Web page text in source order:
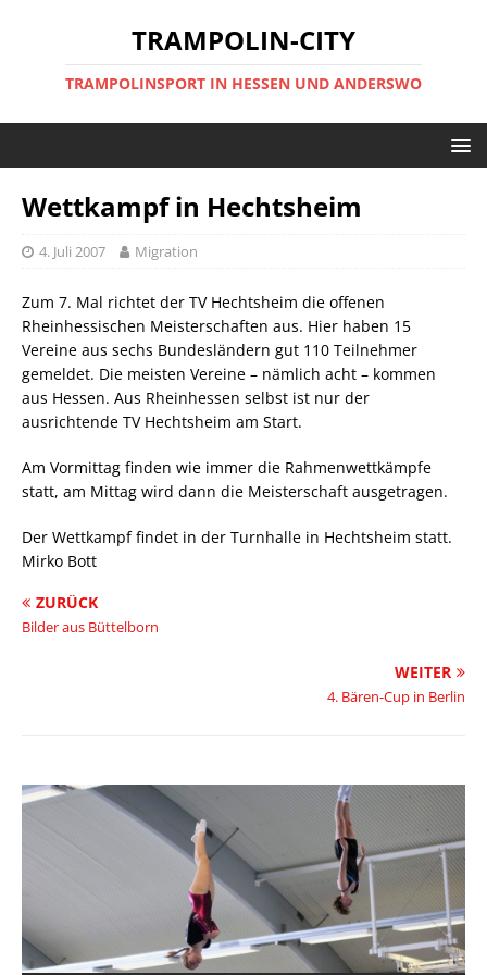
TRAMPOLIN-CITY
TRAMPOLINSPORT IN HESSEN UND ANDERSWO
Wettkampf in Hechtsheim
4. Juli 2007 Migration
Zum 7. Mal richtet der TV Hechtsheim die offenen
Rheinhessischen Meisterschaften aus. Hier haben 15
Vereine aus sechs Bundesländern gut 110 Teilnehmer
gemeldet. Die meisten Vereine – nämlich acht – kommen
aus Hessen. Aus Rheinhessen selbst ist nur der
ausrichtende TV Hechtsheim am Start.
Am Vormittag finden wie immer die Rahmenwettkämpfe
statt, am Mittag wird dann die Meisterschaft ausgetragen.
Der Wettkampf findet in der Turnhalle in Hechtsheim statt.
Mirko Bott
ZURÜCK
Bilder aus Büttelborn
WEITER
4. Bären-Cup in Berlin